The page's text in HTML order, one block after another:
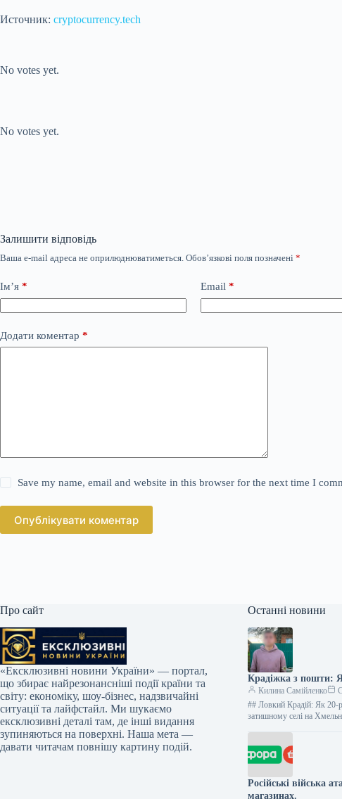
Источник: cryptocurrency.tech
No votes yet.
No votes yet.
Залишити відповідь
Ваша e-mail адреса не оприлюднюватиметься. Обов’язкові поля позначені *
Ім’я * Email *
Додати коментар *
Save my name, email and website in this browser for the next time I
Опублікувати коментар
Про сайт
«Ексклюзивні новини України» — портал,
що збирає найрезонансніші події країни та
світу: економіку, шоу-бізнес, надзвичайні
ситуації та лайфстайл. Ми шукаємо
ексклюзивні деталі там, де інші видання
зупиняються на поверхні. Наша мета —
давати читачам повнішу картину подій.
Останні новини
Крадіжка з пошти:
Килина Самійленко
## Ловкий Крадій: Як 20-
затишному селі на
Російські війська
магазинах.